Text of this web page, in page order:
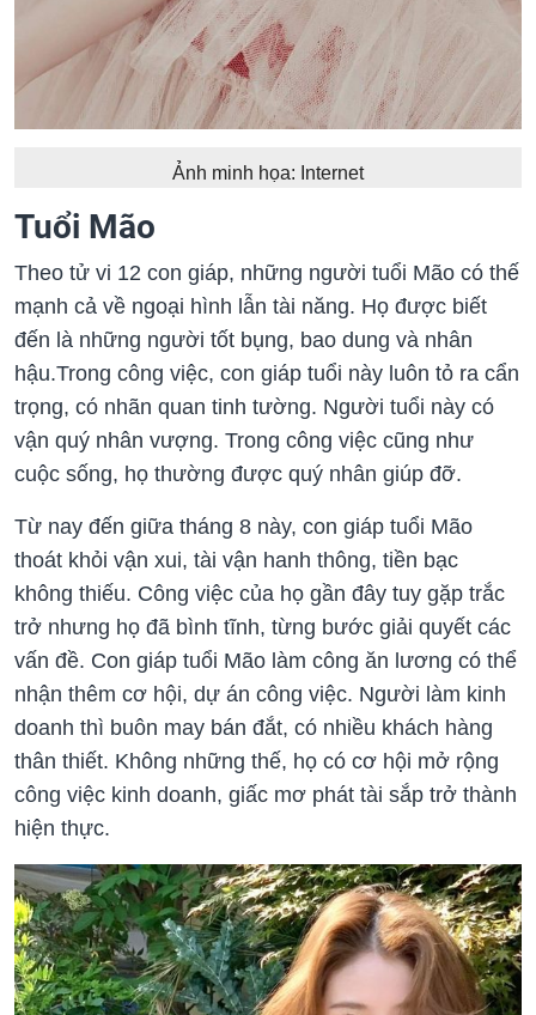
Ảnh minh họa: Internet
Tuổi Mão
Theo tử vi 12 con giáp, những người tuổi Mão có thế
mạnh cả về ngoại hình lẫn tài năng. Họ được biết
đến là những người tốt bụng, bao dung và nhân
hậu.Trong công việc, con giáp tuổi này luôn tỏ ra cẩn
trọng, có nhãn quan tinh tường. Người tuổi này có
vận quý nhân vượng. Trong công việc cũng như
cuộc sống, họ thường được quý nhân giúp đỡ.
Từ nay đến giữa tháng 8 này, con giáp tuổi Mão
thoát khỏi vận xui, tài vận hanh thông, tiền bạc
không thiếu. Công việc của họ gần đây tuy gặp trắc
trở nhưng họ đã bình tĩnh, từng bước giải quyết các
vấn đề. Con giáp tuổi Mão làm công ăn lương có thể
nhận thêm cơ hội, dự án công việc. Người làm kinh
doanh thì buôn may bán đắt, có nhiều khách hàng
thân thiết. Không những thế, họ có cơ hội mở rộng
công việc kinh doanh, giấc mơ phát tài sắp trở thành
hiện thực.